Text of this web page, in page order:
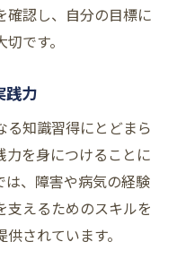
確認し、自分の目標に
です。
践力
る知識習得にとどまら
力を身につけることに
は、障害や病気の経験
支えるためのスキルを
されています。